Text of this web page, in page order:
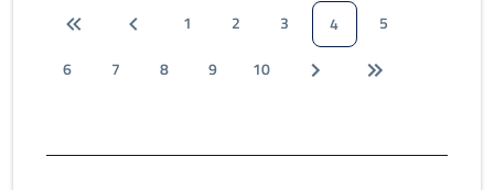
1 2 3 4
5
6
7 8 9 10